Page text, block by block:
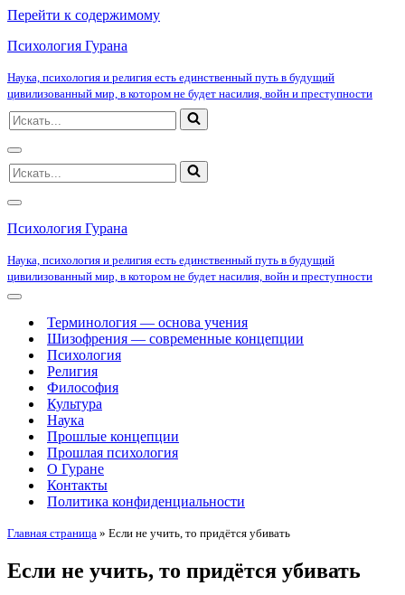
Перейти к содержимому
Психология Гурана
Наука, психология и религия есть единственный путь в будущий
цивилизованный мир, в котором не будет насилия, войн и преступности
Искать...
Меню
навигации
Искать...
Меню
навигации
Психология Гурана
Наука, психология и религия есть единственный путь в будущий
цивилизованный мир, в котором не будет насилия, войн и преступности
Меню
навигацииТерминология — основа учения
Шизофрения — современные концепции
Психология
Религия
Философия
Культура
Наука
Прошлые концепции
Прошлая психология
О Гуране
Контакты
Политика конфиденциальности
Главная страница » Если не учить, то придётся убивать
Если не учить, то придётся убивать